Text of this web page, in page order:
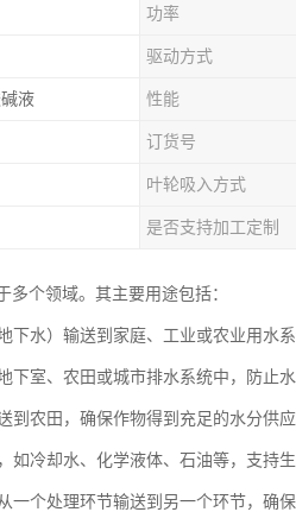
功率
驱动方式
液 性能
订货号
叶轮吸入方式
是否支持加工定制
个领域。其主要用途包括：
水）输送到家庭、工业或农业用水
室、农田或城市排水系统中，防止水
农田，确保作物得到充足的水分供应
冷却水、化学液体、石油等，支持生
个处理环节输送到另一个环节，确